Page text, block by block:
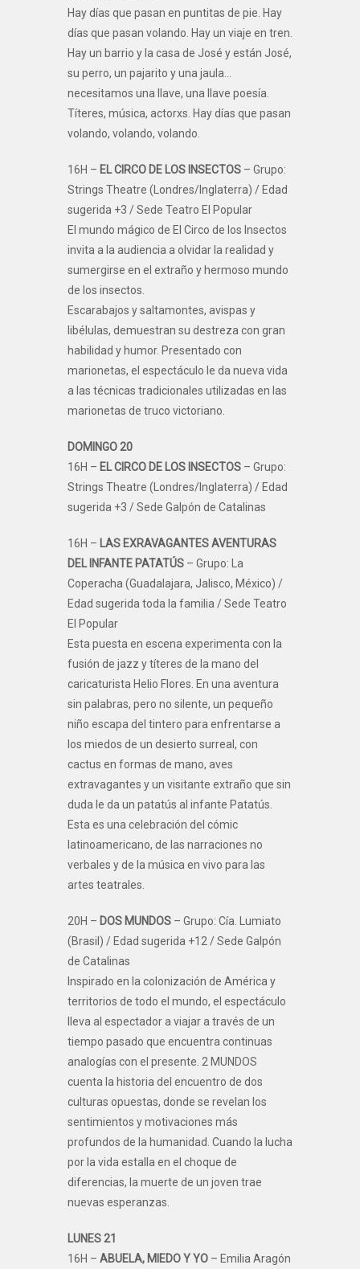
Hay días que pasan en puntitas de pie. Hay
días que pasan volando. Hay un viaje en tren.
Hay un barrio y la casa de José y están José,
su perro, un pajarito y una jaula…
necesitamos una llave, una llave poesía.
Títeres, música, actorxs. Hay días que pasan
volando, volando, volando.
16H – EL CIRCO DE LOS INSECTOS – Grupo:
Strings Theatre (Londres/Inglaterra) / Edad
sugerida +3 / Sede Teatro El Popular
El mundo mágico de El Circo de los Insectos
invita a la audiencia a olvidar la realidad y
sumergirse en el extraño y hermoso mundo
de los insectos.
Escarabajos y saltamontes, avispas y
libélulas, demuestran su destreza con gran
habilidad y humor. Presentado con
marionetas, el espectáculo le da nueva vida
a las técnicas tradicionales utilizadas en las
marionetas de truco victoriano.
DOMINGO 20
16H – EL CIRCO DE LOS INSECTOS – Grupo:
Strings Theatre (Londres/Inglaterra) / Edad
sugerida +3 / Sede Galpón de Catalinas
16H – LAS EXRAVAGANTES AVENTURAS
DEL INFANTE PATATÚS – Grupo: La
Coperacha (Guadalajara, Jalisco, México) /
Edad sugerida toda la familia / Sede Teatro
El Popular
Esta puesta en escena experimenta con la
fusión de jazz y títeres de la mano del
caricaturista Helio Flores. En una aventura
sin palabras, pero no silente, un pequeño
niño escapa del tintero para enfrentarse a
los miedos de un desierto surreal, con
cactus en formas de mano, aves
extravagantes y un visitante extraño que sin
duda le da un patatús al infante Patatús.
Esta es una celebración del cómic
latinoamericano, de las narraciones no
verbales y de la música en vivo para las
artes teatrales.
20H – DOS MUNDOS – Grupo: Cía. Lumiato
(Brasil) / Edad sugerida +12 / Sede Galpón
de Catalinas
Inspirado en la colonización de América y
territorios de todo el mundo, el espectáculo
lleva al espectador a viajar a través de un
tiempo pasado que encuentra continuas
analogías con el presente. 2 MUNDOS
cuenta la historia del encuentro de dos
culturas opuestas, donde se revelan los
sentimientos y motivaciones más
profundos de la humanidad. Cuando la lucha
por la vida estalla en el choque de
diferencias, la muerte de un joven trae
nuevas esperanzas.
LUNES 21
16H – ABUELA, MIEDO Y YO – Emilia Aragón